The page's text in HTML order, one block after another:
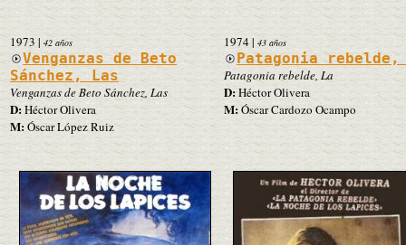
1973 | 42 años
Venganzas de Beto
Sánchez, Las
Venganzas de Beto Sánchez, Las
D:Héctor Olivera
M:Óscar López Ruiz
1974| 43 años
Patagonia rebelde,
Patagonia rebelde, La
D:Héctor Olivera
M:Óscar Cardozo Ocampo